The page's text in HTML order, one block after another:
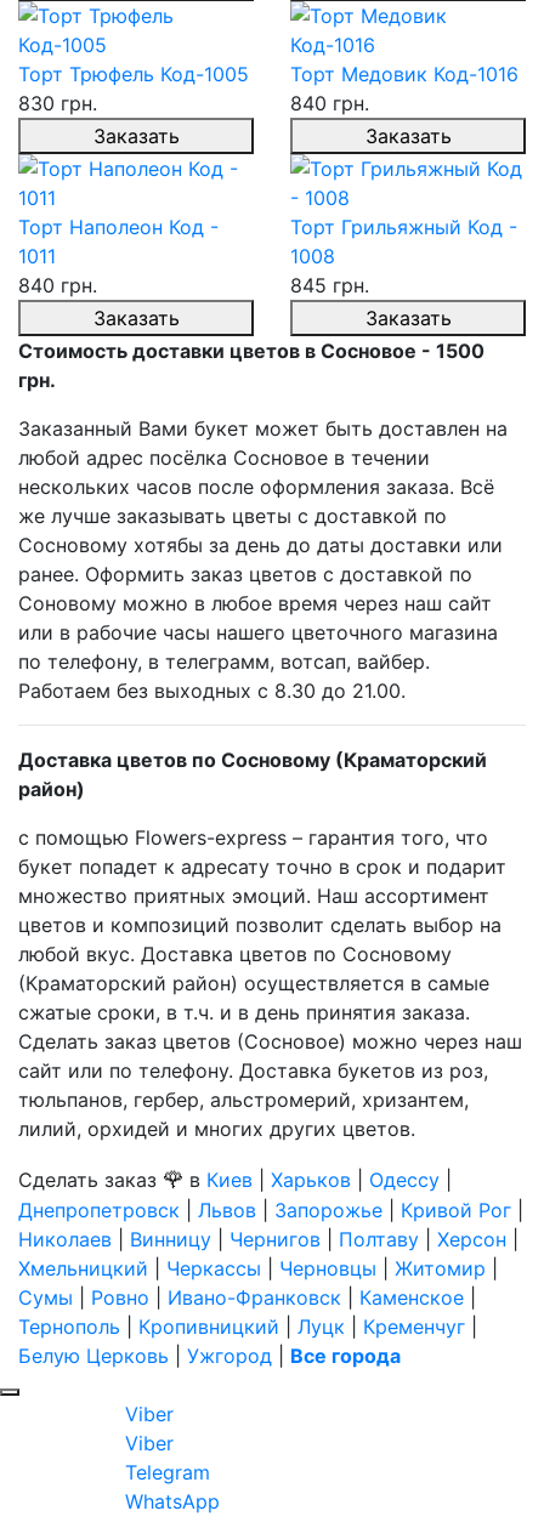
Торт Трюфель Код-1005
830 грн.
Заказать
Торт Медовик Код-1016
840 грн.
Заказать
Торт Наполеон Код -
1011
840 грн.
Заказать
Торт Грильяжный Код -
1008
845 грн.
Заказать
Стоимость доставки цветов в Сосновое - 1500
грн.
Заказанный Вами букет может быть доставлен на
любой адрес посёлка Сосновое в течении
нескольких часов после оформления заказа. Всё
же лучше заказывать цветы с доставкой по
Сосновому хотябы за день до даты доставки или
ранее. Оформить заказ цветов с доставкой по
Соновому можно в любое время через наш сайт
или в рабочие часы нашего цветочного магазина
по телефону, в телеграмм, вотсап, вайбер.
Работаем без выходных с 8.30 до 21.00.
Доставка цветов по Сосновому (Краматорский
район)
с помощью Flowers-express – гарантия того, что
букет попадет к адресату точно в срок и подарит
множество приятных эмоций. Наш ассортимент
цветов и композиций позволит сделать выбор на
любой вкус. Доставка цветов по Сосновому
(Краматорский район) осуществляется в самые
сжатые сроки, в т.ч. и в день принятия заказа.
Сделать заказ цветов (Сосновое) можно через наш
сайт или по телефону. Доставка букетов из роз,
тюльпанов, гербер, альстромерий, хризантем,
лилий, орхидей и многих других цветов.
Сделать заказ 🌹 в Киев Харьков Одессу
Днепропетровск
Львов Запорожье Кривой Рог
Николаев
Винницу Чернигов Полтаву Херсон
Хмельницкий
Черкассы Черновцы Житомир
Сумы
Ровно Ивано-Франковск Каменское
Тернополь
Кропивницкий Луцк Кременчуг
Белую Церковь
Ужгород Все города
Viber
Viber
Telegram
WhatsApp